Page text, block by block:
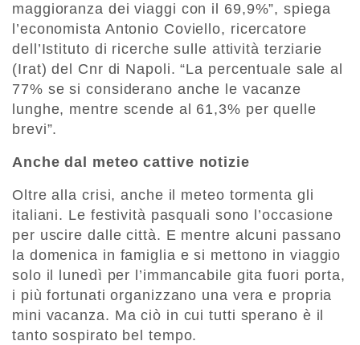
maggioranza dei viaggi con il 69,9%”, spiega
l’economista Antonio Coviello, ricercatore
dell’Istituto di ricerche sulle attività terziarie
(Irat) del Cnr di Napoli. “La percentuale sale al
77% se si considerano anche le vacanze
lunghe, mentre scende al 61,3% per quelle
brevi”.
Anche dal meteo cattive notizie
Oltre alla crisi, anche il meteo tormenta gli
italiani. Le festività pasquali sono l’occasione
per uscire dalle città. E mentre alcuni passano
la domenica in famiglia e si mettono in viaggio
solo il lunedì per l’immancabile gita fuori porta,
i più fortunati organizzano una vera e propria
mini vacanza. Ma ciò in cui tutti sperano è il
tanto sospirato bel tempo.